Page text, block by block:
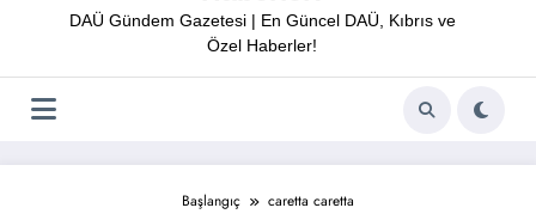
DAÜ Gündem Gazetesi | En Güncel DAÜ, Kıbrıs ve
Özel Haberler!
Başlangıç caretta caretta